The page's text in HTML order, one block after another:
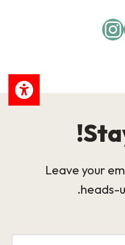
Instagram
Leave your
heads-